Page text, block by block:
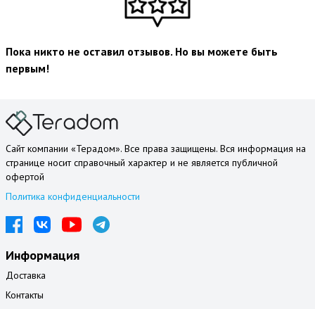
Пока никто не оставил отзывов. Но вы можете быть
первым!
Сайт компании «Терадом». Все права защищены. Вся информация на
странице носит справочный характер и не является публичной
офертой
Политика конфиденциальности
Информация
Доставка
Контакты